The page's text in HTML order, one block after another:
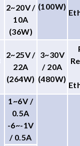
(100W)
2~20V /
10A
(36W)
2~25V /
22A
(264W)
3~30V
/ 20A
(480W)
1~6V /
0.5A
-6~-1V
/ 0.5A